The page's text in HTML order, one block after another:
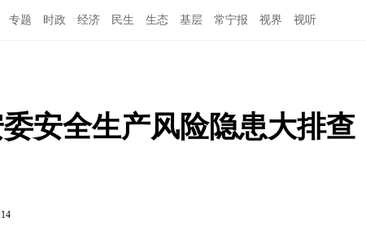
专题 时政 经济 民生 生态 基层 常宁报 视界 视听
安全生产风险隐患大排查